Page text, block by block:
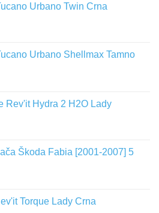
Urbano Twin Crna
Urbano Shellmax Tamno
Rev'it Hydra 2 H2O Lady
Škoda Fabia [2001-2007] 5
Torque Lady Crna